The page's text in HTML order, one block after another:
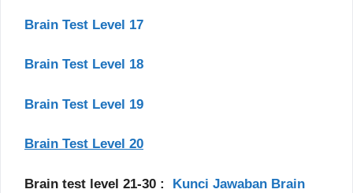
Brain Test Level 17
Brain Test Level 18
Brain Test Level 19
Brain Test Level 20
Brain test level 21-30 : Kunci Jawaban Brain